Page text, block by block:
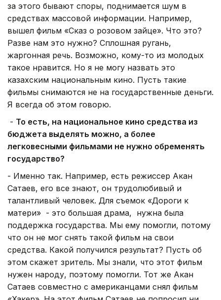
за этого бывают споры, поднимается шум в
средствах массовой информации. Например,
вышел фильм «Сказ о розовом зайце». Что это?
Разве нам это нужно? Сплошная ругань,
жаргонная речь. Возможно, кому-то из молодых
такое нравится. Но я не могу назвать это
казахским национальным кино. Пусть такие
фильмы снимаются не на государственные деньги.
Я всегда об этом говорю.
- То есть, на национальное кино средства из
бюджета выделять можно, а более
легковесными фильмами не нужно обременять
государство?
- Именно так. Например, есть режиссер Акан
Сатаев, его все знают, он трудолюбивый и
талантливый человек. Для съемок «Дороги к
матери» - это большая драма, нужна была
поддержка государства. Мы ему помогли, потому
что он не мог снять такой фильм на свои
средства. Какой получился результат? Пусть об
этом скажет зритель. Мы знали, что этот фильм
нужен народу, поэтому помогли. Тот же Акан
Сатаев совместно с американцами снял фильм